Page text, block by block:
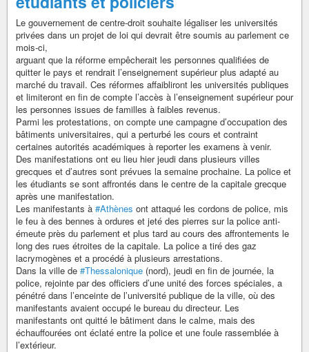
Le gouvernement de centre-droit souhaite légaliser les universités
privées dans un projet de loi qui devrait être soumis au parlement ce
mois-ci,
arguant que la réforme empêcherait les personnes qualifiées de
quitter le pays et rendrait l’enseignement supérieur plus adapté au
marché du travail. Ces réformes affaibliront les universités publiques
et limiteront en fin de compte l’accès à l’enseignement supérieur pour
les personnes issues de familles à faibles revenus.
Parmi les protestations, on compte une campagne d’occupation des
bâtiments universitaires, qui a perturbé les cours et contraint
certaines autorités académiques à reporter les examens à venir.
Des manifestations ont eu lieu hier jeudi dans plusieurs villes
grecques et d’autres sont prévues la semaine prochaine. La police et
les étudiants se sont affrontés dans le centre de la capitale grecque
après une manifestation.
Les manifestants à #Athènes ont attaqué les cordons de police, mis
le feu à des bennes à ordures et jeté des pierres sur la police anti-
émeute près du parlement et plus tard au cours des affrontements le
long des rues étroites de la capitale. La police a tiré des gaz
lacrymogènes et a procédé à plusieurs arrestations.
Dans la ville de #Thessalonique (nord), jeudi en fin de journée, la
police, rejointe par des officiers d’une unité des forces spéciales, a
pénétré dans l’enceinte de l’université publique de la ville, où des
manifestants avaient occupé le bureau du directeur. Les
manifestants ont quitté le bâtiment dans le calme, mais des
échauffourées ont éclaté entre la police et une foule rassemblée à
l’extérieur.